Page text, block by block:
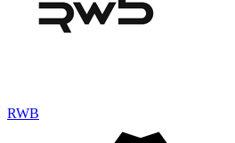
RWB